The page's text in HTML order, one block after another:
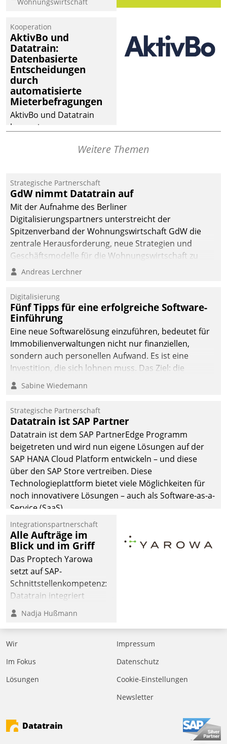
finden, ist das Ziel des
der
Wohnungswirtschaft“.
Bewerben können sich
dafür ein Team
bestehend aus
Wohnungsunternehmen
und PropTech.
Kooperation
AktivBo und
Datatrain:
Datenbasierte
Entscheidungen
durch
automatisierte
Mieterbefragungen
AktivBo und Datatrain
kooperieren –
profitieren: Die nahtlose
Datatrain ermöglicht
automatisiert ausgelöste,
zielgerichtete
Mieterbefragungen – eine
starke Grundlage für
intelligente,
Entscheidungen.
Weitere Themen
Strategische Partnerschaft
GdW nimmt Datatrain auf
Mit der Aufnahme des Berliner
Digitalisierungspartners unterstreicht der
Spitzenverband der Wohnungswirtschaft GdW die
zentrale Herausforderung, neue Strategien und
Geschäftsmodelle für die Wohnungswirtschaft zu
entwickeln.
Andreas Lerchner
Digitalisierung
Fünf Tipps für eine erfolgreiche Software-
Einführung
Eine neue Softwarelösung einzuführen, bedeutet für
Immobilienverwaltungen nicht nur finanziellen,
sondern auch personellen Aufwand. Es ist eine
Investition, die sich lohnen muss. Das Ziel: die
nachhaltige Optimierung der Geschäftsabläufe. Damit
dieses Ziel erreicht wird, sollten einige Grundregeln
Sabine Wiedemann
Strategische Partnerschaft
Datatrain ist SAP Partner
Datatrain ist dem SAP PartnerEdge Programm
beigetreten und wird nun eigene Lösungen auf der
SAP HANA Cloud Platform entwickeln – und diese
über den SAP Store vertreiben. Diese
Technologieplattform bietet viele Möglichkeiten für
noch innovativere Lösungen – auch als Software-as-a-
Service (SaaS).
Integrationspartnerschaft
Alle Aufträge im
Blick und im Griff
Das Proptech Yarowa
setzt auf SAP-
Schnittstellenkompetenz:
Datatrain integriert
Yarowas Portal zur
Vergabe und Verwaltung
von Aufträgen der
operativen
Instandhaltung in die
deutscher
den Weg vom
Mieteranliegen zum
Nadja Hußmann
Wir
Im Fokus
Lösungen
Impressum
Datenschutz
Cookie-Einstellungen
Newsletter
Datatrain